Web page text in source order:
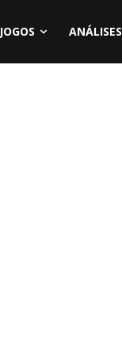
JOGOS ANÁLISES